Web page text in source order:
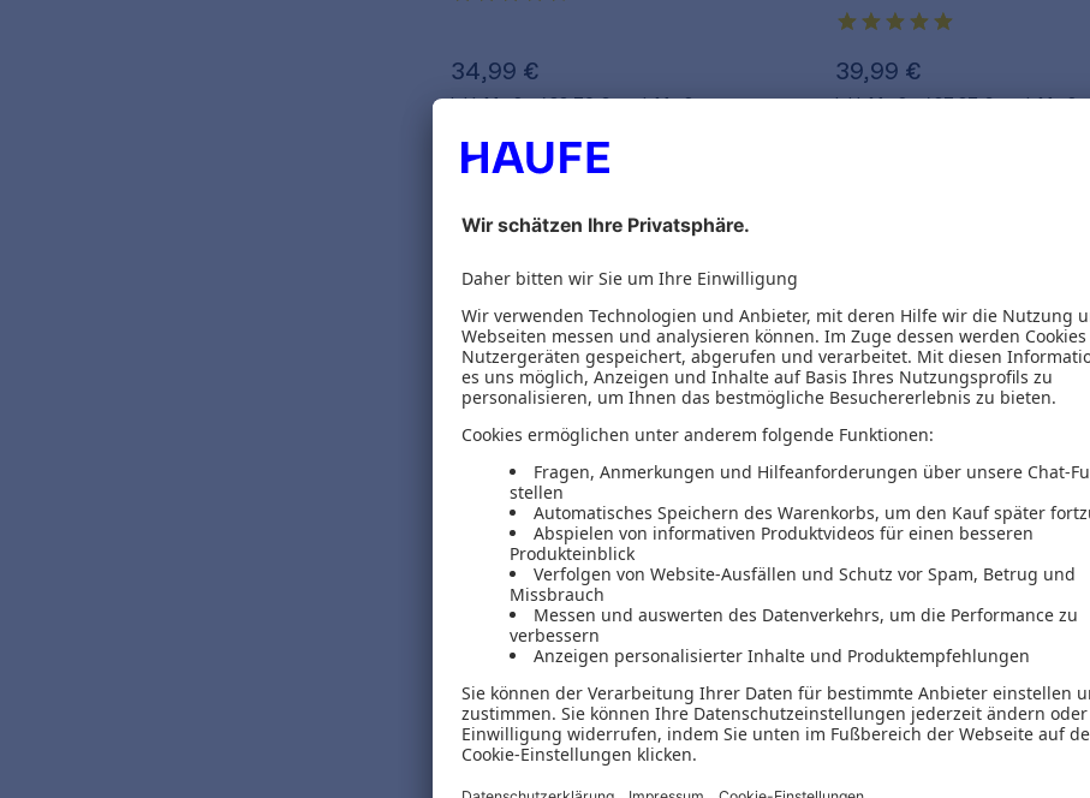
34,99 €
inkl. MwSt. 32,70 €zzgl. MwSt.
39,99 €
inkl. MwSt. 37,37 €zzgl. MwSt.
Bernhard Metzger
Bauherren-Handbuch
44,95 €
inkl. MwSt. 42,01 € zzgl. MwSt.
Helmut Geyer
Johannes F. Müller
Crashkurs
Immobilienwirtschaft
34,99 €
inkl. MwSt. 32,70 € zzgl. MwSt.